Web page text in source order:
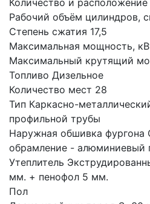
Количество и
Рабочий объём цилиндров,
Степень сжатия 17,5
Максимальная мощность,
Максимальный крутящий
Топливо Дизельное
Количество мест 28
Тип Каркасно-
профильной трубы
Наружная обшивка фургона
обрамление - алюминиевый
Утеплитель
мм. + пенофол 5 мм.
Пол